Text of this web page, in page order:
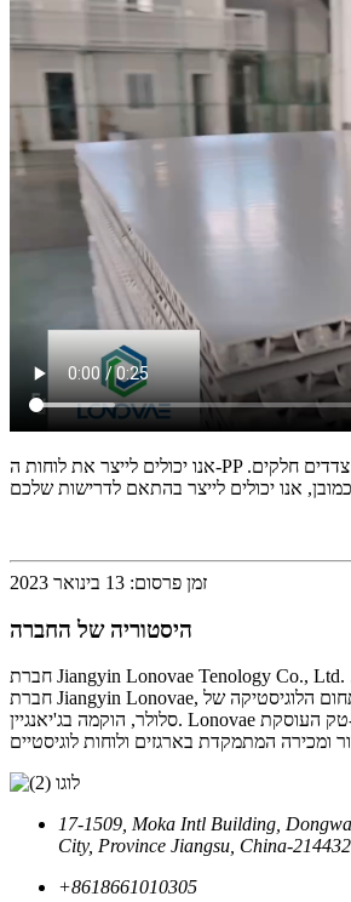
אנו יכולים לייצר את לוחות ה-PP הסלולריים עם שני צדדים חלקים.
זמן פרסום: 13 בינואר 2023
היסטוריה של החברה
חברת Jiangyin Lonovae Tenology Co., Ltd. נוסדה בשנת 2015.
חברת Jiangyin Lonovae, תחילת דרכה של תחום הלוגיסטיקה של PP
סלולר, הוקמה בג'יאנגיין. Lonovae היא חברה ליצרנית היי-טק העוסקת
17-1509, Moka Intl Building,
City, Province Jiangsu, China-214432
‎+8618661010305